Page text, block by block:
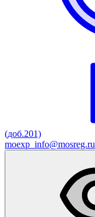
(доб.201)
moexp_info@mosreg.ru